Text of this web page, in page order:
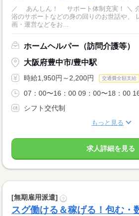
／ あんしん！ サポート体制充実！ ＼ 介護施設にて、 食事や入
浴のサポートなどの身の回りのお世話や、
画・運営などをお...
ホームヘルパー（訪問介護等）
大阪府豊中市/豊中駅
時給1,950円～2,200円 交通費全額支給
07：00〜16：00 09：00〜18：00
シフト交代制
もっと見る
求人詳細を見る
[無期雇用派遣] ?
スグ働ける＆稼げる！包む・